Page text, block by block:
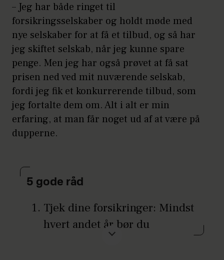
– Jeg har både ringet til
forsikringsselskaber og holdt møde med
nye selskaber for at få et tilbud, og så har
jeg skiftet selskab, når jeg kunne spare
penge. Men jeg har også prøvet at få sat
prisen ned ved mit nuværende selskab,
fordi jeg fik et konkurrerende tilbud, som
jeg fortalte dem om. Alt i alt er min
erfaring, at man får noget ud af at være på
dupperne.
5 gode råd
Tjek dine forsikringer: Mindst
hvert andet år bør du
gennemgå dine forsikringer